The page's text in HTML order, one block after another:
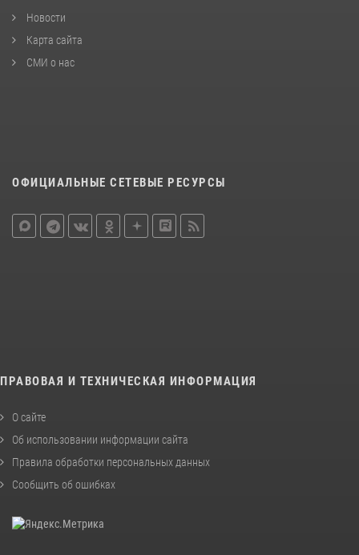
Новости
Карта сайта
СМИ о нас
ОФИЦИАЛЬНЫЕ СЕТЕВЫЕ РЕСУРСЫ
ПРАВОВАЯ И ТЕХНИЧЕСКАЯ ИНФОРМАЦИЯ
О сайте
Об использовании информации сайта
Правила обработки персональных данных
Сообщить об ошибках